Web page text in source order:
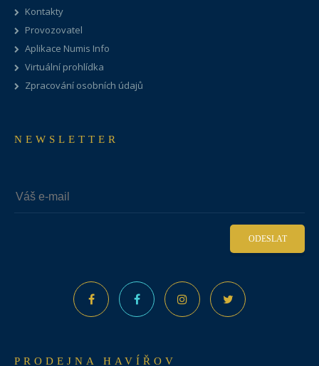
Kontakty
Provozovatel
Aplikace Numis Info
Virtuální prohlídka
Zpracování osobních údajů
NEWSLETTER
ODESLAT
PRODEJNA HAVÍŘOV